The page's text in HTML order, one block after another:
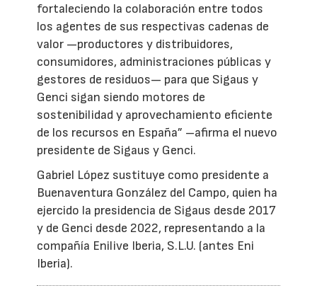
fortaleciendo la colaboración entre todos
los agentes de sus respectivas cadenas de
valor —productores y distribuidores,
consumidores, administraciones públicas y
gestores de residuos— para que Sigaus y
Genci sigan siendo motores de
sostenibilidad y aprovechamiento eficiente
de los recursos en España” –afirma el nuevo
presidente de Sigaus y Genci.
Gabriel López sustituye como presidente a
Buenaventura González del Campo, quien ha
ejercido la presidencia de Sigaus desde 2017
y de Genci desde 2022, representando a la
compañía Enilive Iberia, S.L.U. (antes Eni
Iberia).